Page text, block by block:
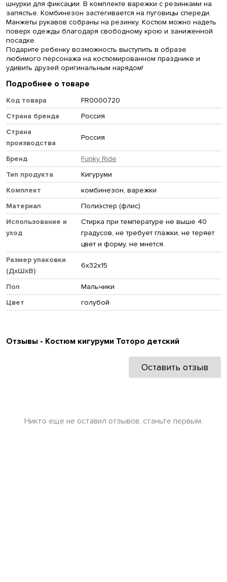
шнурки для фиксации. В комплекте варежки с резинками на
запястье. Комбинезон застегивается на пуговицы спереди.
Манжеты рукавов собраны на резинку. Костюм можно надеть
поверх одежды благодаря свободному крою и заниженной
посадке.
Подарите ребенку возможность выступить в образе
любимого персонажа на костюмированном празднике и
удивить друзей оригинальным нарядом!
Подробнее о товаре
Код товара
FR0000720
Страна бренда
Россия
Страна
производства
Россия
Бренд
Funky Ride
Тип продукта
Кигуруми
Комплект
комбинезон, варежки
Материал
Полиэстер (флис)
Использование и
уход
Стирка при температуре не выше 40
градусов, не требует глажки, не теряет
цвет и форму, не мнется.
Размер упаковки
(ДхШхВ)
6x32x15
Пол
Мальчики
Цвет
голубой
Отзывы - Костюм кигуруми Тоторо детский
Оставить отзыв
Никто еще не оставил отзывов, станьте первым.